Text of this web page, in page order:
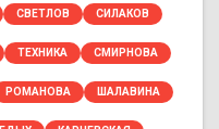
СВЕТЛОВ СИЛАКОВ
ТЕХНИКА СМИРНОВА
РОМАНОВА ШАЛАВИНА